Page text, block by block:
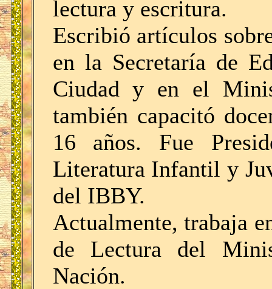
lectura y escritura.
Escribió artículos
en la Secretaría de
Ciudad y en el
también capacitó
16 años. Fue
Literatura Infantil y
del IBBY.
Actualmente, trabaja
de Lectura del
Nación.